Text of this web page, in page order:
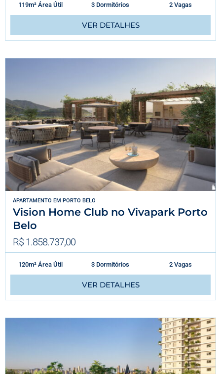
119m² Área Útil 3 Dormitórios 2 Vagas
VER DETALHES
APARTAMENTO EM PORTO BELO
Vision Home Club no Vivapark Porto
Belo
R$ 1.858.737,00
120m² Área Útil 3 Dormitórios 2 Vagas
VER DETALHES